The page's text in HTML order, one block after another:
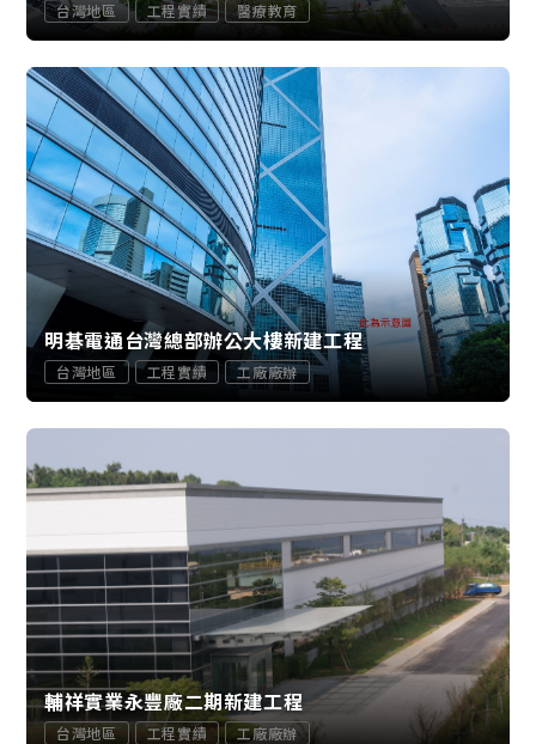
台灣地區 工程實績 醫療教育
明碁電通台灣總部辦公大樓新建工程
台灣地區 工程實績 工廠廠辦
輔祥實業永豐廠二期新建工程
台灣地區 工程實績 工廠廠辦